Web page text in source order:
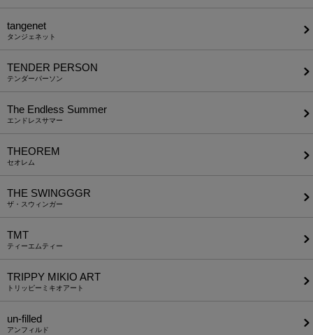
tangenet
タンジェネット
TENDER PERSON
テンダーパーソン
The Endless Summer
エンドレスサマー
THEOREM
セオレム
THE SWINGGGR
ザ・スウィンガー
TMT
ティーエムティー
TRIPPY MIKIO ART
トリッピーミキオアート
un-filled
アンフィルド